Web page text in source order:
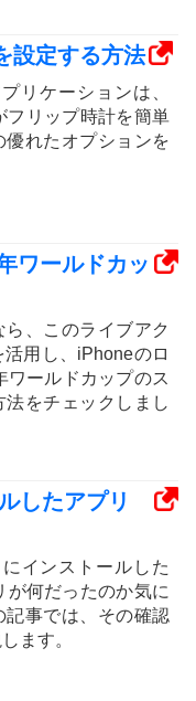
設定する方法
リケーションは、
フリップ時計を簡単
優れたオプションを
ワールドカッ
、このライブアク
用し、iPhoneのロ
ワールドカップのス
法をチェックしまし
したアプリ
インストールした
が何だったのか気に
記事では、その確認
ます。